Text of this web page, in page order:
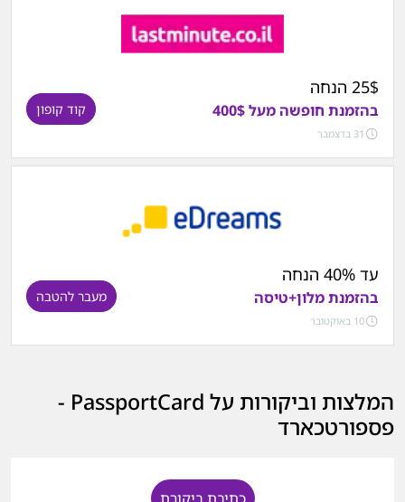
25$ הנחה
בהזמנת חופשה מעל 400$
31 בדצמבר
קוד קופון
עד 40% הנחה
בהזמנת מלון+טיסה
10 באוקטובר
מעבר להטבה
המלצות וביקורות על PassportCard -
פספורטכארד